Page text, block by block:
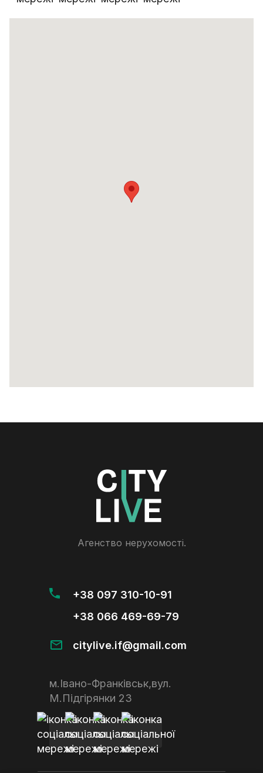
+38 097 310-10-91
+38 066 469-69-79
citylive.if@gmail.com
Агенство нерухомості.
м.Івано-Франківськ,вул.
М.Підгірянки 23